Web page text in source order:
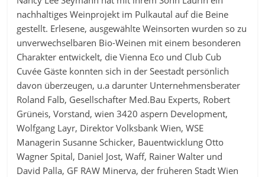
nachhaltiges Weinprojekt im Pulkautal auf die Beine
gestellt. Erlesene, ausgewählte Weinsorten wurden so zu
unverwechselbaren Bio-Weinen mit einem besonderen
Charakter entwickelt, die Vienna Eco und Club Cub
Cuvée Gäste konnten sich in der Seestadt persönlich
davon überzeugen, u.a darunter Unternehmensberater
Roland Falb, Gesellschafter Med.Bau Experts, Robert
Grüneis, Vorstand, wien 3420 aspern Development,
Wolfgang Layr, Direktor Volksbank Wien, WSE
Managerin Susanne Schicker, Bauentwicklung Otto
Wagner Spital, Daniel Jost, Waff, Rainer Walter und
David Palla, GF RAW Minerva, der früheren Stadt Wien